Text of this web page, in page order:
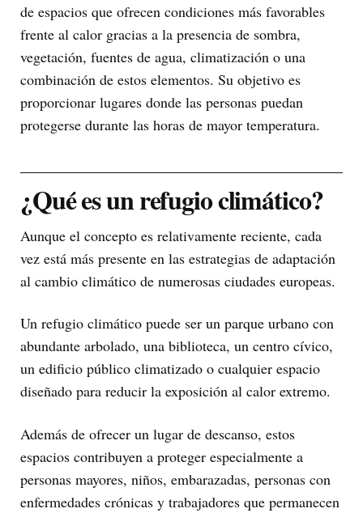
de espacios que ofrecen condiciones más favorables
frente al calor gracias a la presencia de sombra,
vegetación, fuentes de agua, climatización o una
combinación de estos elementos. Su objetivo es
proporcionar lugares donde las personas puedan
protegerse durante las horas de mayor temperatura.
¿Qué es un refugio climático?
Aunque el concepto es relativamente reciente, cada
vez está más presente en las estrategias de adaptación
al cambio climático de numerosas ciudades europeas.
Un refugio climático puede ser un parque urbano con
abundante arbolado, una biblioteca, un centro cívico,
un edificio público climatizado o cualquier espacio
diseñado para reducir la exposición al calor extremo.
Además de ofrecer un lugar de descanso, estos
espacios contribuyen a proteger especialmente a
personas mayores, niños, embarazadas, personas con
enfermedades crónicas y trabajadores que permanecen